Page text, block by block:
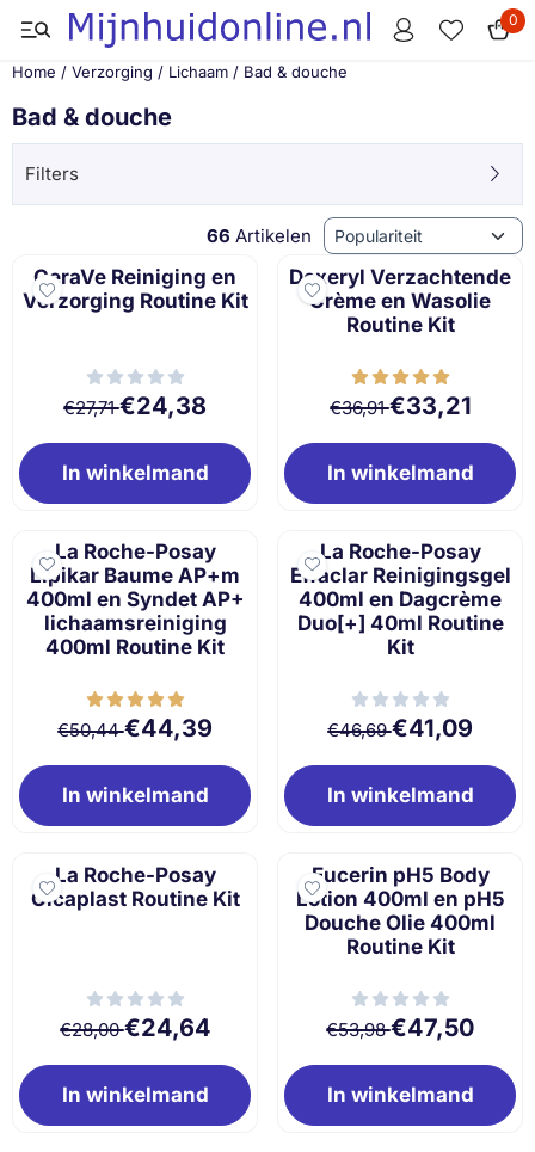
Cookievoorkeuren zijn momenteel gesloten. 0
Home / Verzorging / Lichaam / Bad & douche
Bad & douche
Filters
66 Artikelen Sorteermethode
CeraVe Reiniging en
Verzorging Routine Kit
Van 27,71 voor 24,38
€27,71€24,38
In winkelmand
Dexeryl Verzachtende
Crème en Wasolie
Routine Kit
Van 36,91 voor
€36,91€33,21
In winkelmand
La Roche-Posay
Lipikar Baume AP+m
400ml en Syndet AP+
lichaamsreiniging
400ml Routine Kit
Van 50,44 voor 44,39
€50,44€44,39
In winkelmand
La Roche-Posay
Effaclar Reinigingsgel
400ml en Dagcrème
Duo[+] 40ml Routine
Kit
Van 46,69 voor
€46,69€41,09
In winkelmand
La Roche-Posay
Cicaplast Routine Kit
Van 28,00 voor 24,64
€28,00€24,64
In winkelmand
Eucerin pH5 Body
Lotion 400ml en pH5
Douche Olie 400ml
Routine Kit
Van 53,98 voor
€53,98€47,50
In winkelmand